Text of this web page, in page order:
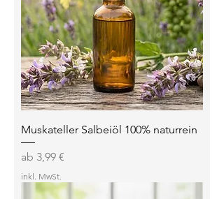
Muskateller Salbeiöl 100% naturrein
ab 3,99 €
Sale-Preis
inkl. MwSt.